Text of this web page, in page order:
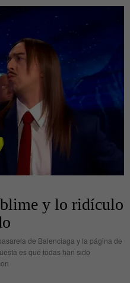
y lo ridículo
de Balenciaga y la página de
es que todas han sido